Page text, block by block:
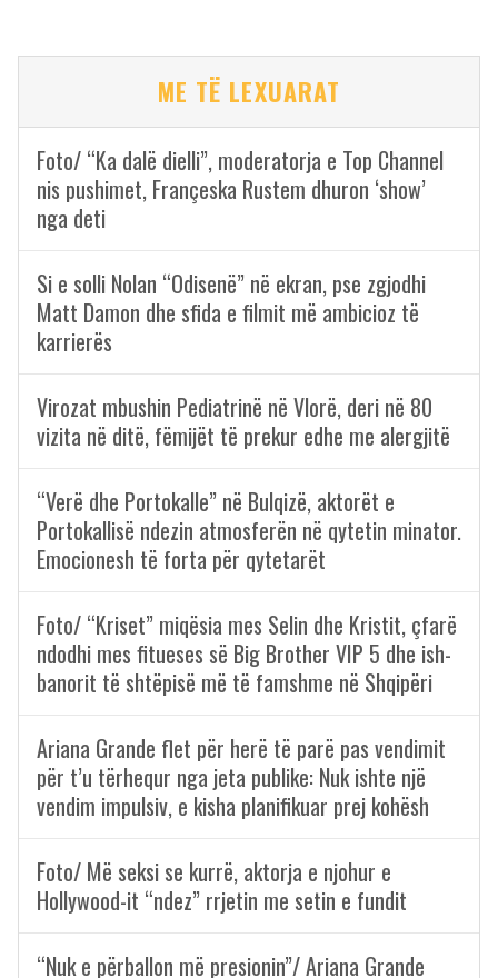
ME TË LEXUARAT
Foto/ “Ka dalë dielli”, moderatorja e Top Channel
nis pushimet, Françeska Rustem dhuron ‘show’
nga deti
Si e solli Nolan “Odisenë” në ekran, pse zgjodhi
Matt Damon dhe sfida e filmit më ambicioz të
karrierës
Virozat mbushin Pediatrinë në Vlorë, deri në 80
vizita në ditë, fëmijët të prekur edhe me alergjitë
“Verë dhe Portokalle” në Bulqizë, aktorët e
Portokallisë ndezin atmosferën në qytetin minator.
Emocionesh të forta për qytetarët
Foto/ “Kriset” miqësia mes Selin dhe Kristit, çfarë
ndodhi mes fitueses së Big Brother VIP 5 dhe ish-
banorit të shtëpisë më të famshme në Shqipëri
Ariana Grande flet për herë të parë pas vendimit
për t’u tërhequr nga jeta publike: Nuk ishte një
vendim impulsiv, e kisha planifikuar prej kohësh
Foto/ Më seksi se kurrë, aktorja e njohur e
Hollywood-it “ndez” rrjetin me setin e fundit
“Nuk e përballon më presionin”/ Ariana Grande